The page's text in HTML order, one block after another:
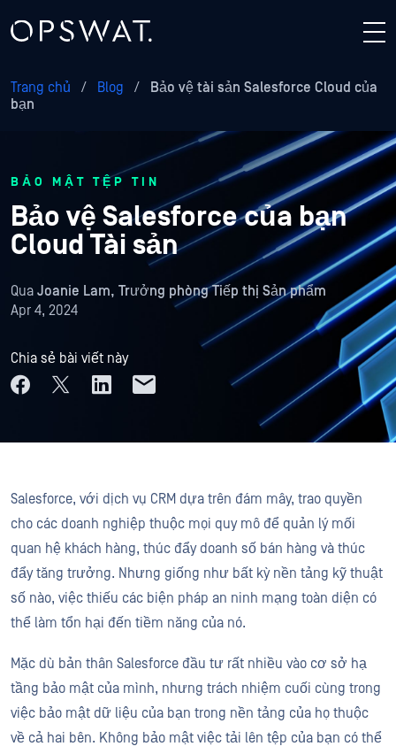
Trang chủ / Blog /
Bảo vệ tài sản Salesforce Cloud của
bạn
BẢO MẬT TỆP TIN
Bảo vệ Salesforce của bạn
Cloud Tài sản
Qua Joanie Lam, Trưởng phòng Tiếp thị Sản phẩm
Apr 4, 2024
Chia sẻ bài viết này
Salesforce, với dịch vụ CRM dựa trên đám mây, trao quyền
cho các doanh nghiệp thuộc mọi quy mô để quản lý mối
quan hệ khách hàng, thúc đẩy doanh số bán hàng và thúc
đẩy tăng trưởng. Nhưng giống như bất kỳ nền tảng kỹ thuật
số nào, việc thiếu các biện pháp an ninh mạng toàn diện có
thể làm tổn hại đến tiềm năng của nó.
Mặc dù bản thân Salesforce đầu tư rất nhiều vào cơ sở hạ
tầng bảo mật của mình, nhưng trách nhiệm cuối cùng trong
việc bảo mật dữ liệu của bạn trong nền tảng của họ thuộc
về cả hai bên. Không bảo mật việc tải lên tệp của bạn có thể